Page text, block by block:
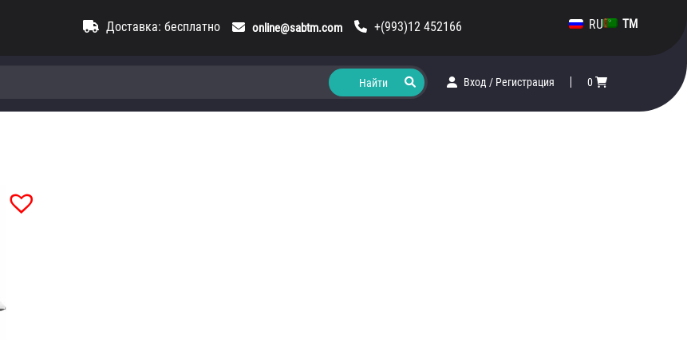
Доставка: бесплатно online@sabtm.com +(993)12 452166 RU TM
Вход / Регистрация 0